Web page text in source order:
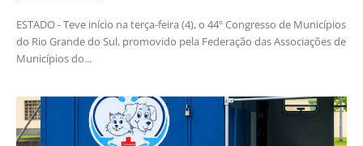
ESTADO - Teve início na terça-feira (4), o 44º Congresso de Municípios
do Rio Grande do Sul, promovido pela Federação das Associações de
Municípios do...